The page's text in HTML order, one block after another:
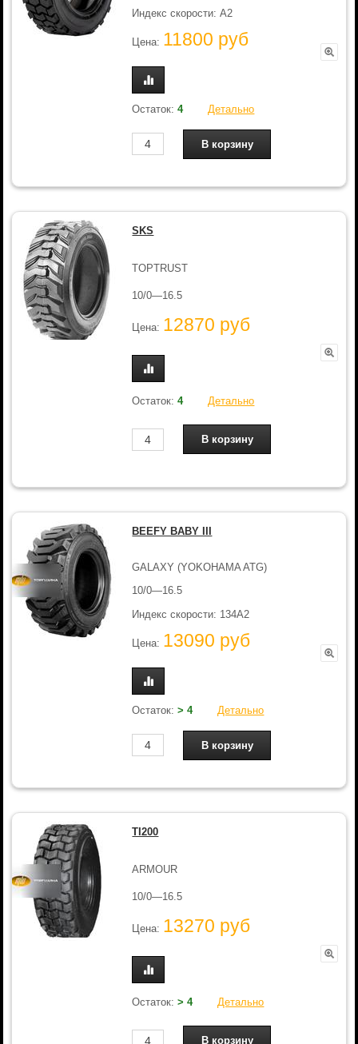
Индекс скорости: A2
Цена: 11800 руб
Остаток:4 Детально
SKS
TOPTRUST
10/0—16.5
Цена: 12870 руб
Остаток:4 Детально
BEEFY BABY III
GALAXY (YOKOHAMA ATG)
10/0—16.5
Индекс скорости: 134A2
Цена: 13090 руб
Остаток:> 4 Детально
TI200
ARMOUR
10/0—16.5
Цена: 13270 руб
Остаток:> 4 Детально